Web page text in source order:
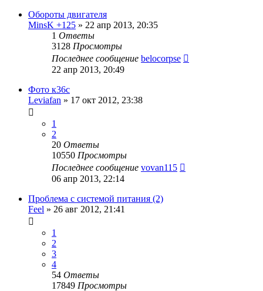
Обороты двигателя
MinsK +125 » 22 апр 2013, 20:35
1 Ответы
3128 Просмотры
Последнее сообщение belocorpse
22 апр 2013, 20:49
Фото к36с
Leviafan » 17 окт 2012, 23:38
1
2
20 Ответы
10550 Просмотры
Последнее сообщение vovan115
06 апр 2013, 22:14
Проблема с системой питания (2)
Feel » 26 авг 2012, 21:41
1
2
3
4
54 Ответы
17849 Просмотры